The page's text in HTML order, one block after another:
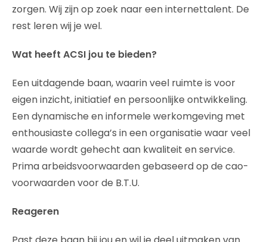
zorgen. Wij zijn op zoek naar een internettalent. De
rest leren wij je wel.
Wat heeft ACSI jou te bieden?
Een uitdagende baan, waarin veel ruimte is voor
eigen inzicht, initiatief en persoonlijke ontwikkeling.
Een dynamische en informele werkomgeving met
enthousiaste collega’s in een organisatie waar veel
waarde wordt gehecht aan kwaliteit en service.
Prima arbeidsvoorwaarden gebaseerd op de cao-
voorwaarden voor de B.T.U.
Reageren